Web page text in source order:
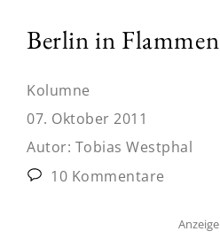
Berlin in Flammen
Kolumne
07. Oktober 2011
Autor: Tobias Westphal
10 Kommentare
Anzeige